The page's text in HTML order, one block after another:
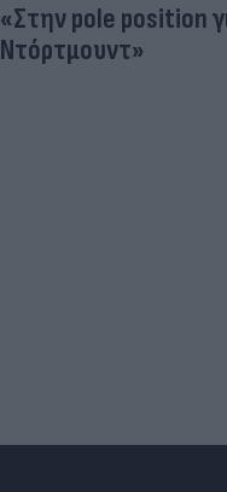
«Στην pole position
Ντόρτμουντ»